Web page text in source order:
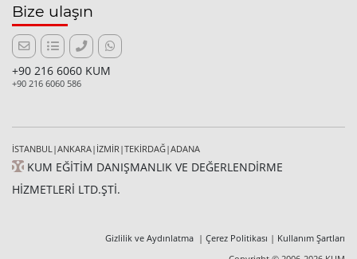
Bize ulaşın
+90 216 6060 KUM
+90 216 6060 586
İSTANBUL|ANKARA|İZMİR|TEKİRDAĞ|ADANA
KUM EĞİTİM DANIŞMANLIK VE DEĞERLENDİRME
HİZMETLERİ LTD.ŞTİ.
Gizlilik ve Aydınlatma | Çerez Politikası | Kullanım Şartları